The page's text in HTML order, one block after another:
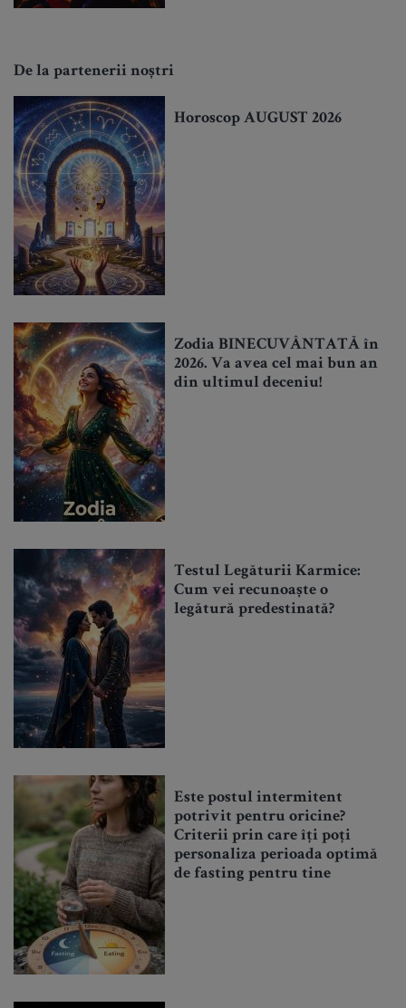
De la partenerii noștri
Horoscop AUGUST 2026
Zodia BINECUVÂNTATĂ în
2026. Va avea cel mai bun an
din ultimul deceniu!
Testul Legăturii Karmice:
Cum vei recunoaște o
legătură predestinată?
Este postul intermitent
potrivit pentru oricine?
Criterii prin care îți poți
personaliza perioada optimă
de fasting pentru tine